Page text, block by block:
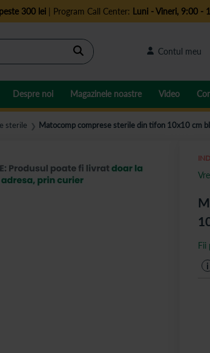
300 lei| Program Call Center: Luni - Vineri, 9:00 -
Cautare Contul meu
Despre noi Magazinele noastre Video
sterile ❯ Matocomp comprese sterile din tifon 10x10 cm
Fii
i